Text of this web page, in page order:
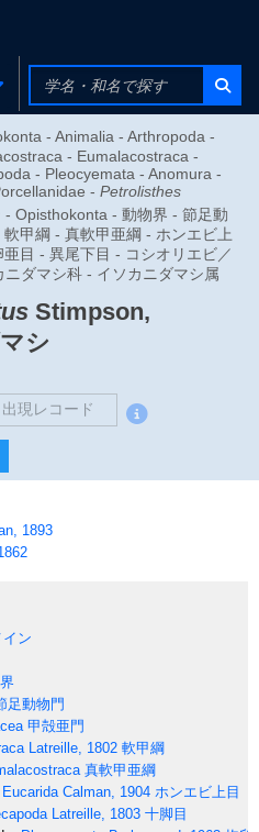
- Animalia - Arthropoda -
- Eumalacostraca -
- Pleocyemata - Anomura -
- Petrolisthes
- Opisthokonta - 動物界 - 節足動
甲綱 - 真軟甲亜綱 - ホンエビ上
目 - 異尾下目 - コシオリエビ／
ニダマシ科 - イソカニダマシ属
Stimpson,
シ
出現レコード
1893
ン
足動物門
甲殻亜門
Latreille, 1802 軟甲綱
真軟甲亜綱
Calman, 1904 ホンエビ上目
Latreille, 1803 十脚目